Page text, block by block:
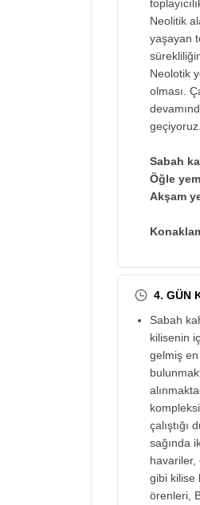
Neolitik
yaşayan
Neolotik
olması.
Sabah
Öğle
Akşam
4. GÜN
Sabah
kilisenin
gelmiş
çalıştığı
sağında
havariler,
gibi kilise
örenleri,